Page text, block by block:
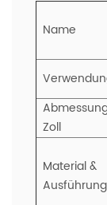
Name
Zoll
Material &
Ausführung